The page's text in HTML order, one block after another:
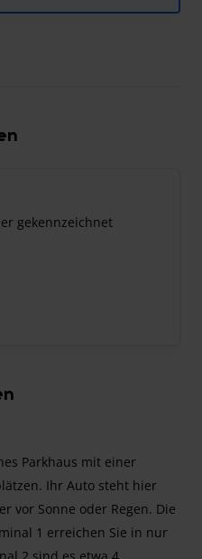
gekennzeichnet
Parkhaus mit einer
Ihr Auto steht hier
vor Sonne oder Regen. Die
1 erreichen Sie in nur